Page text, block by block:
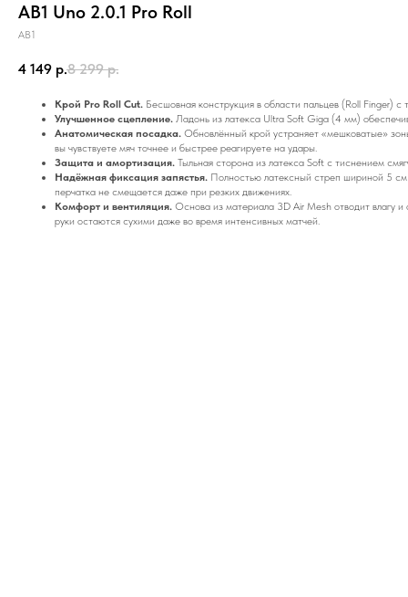
AB1 Uno 2.0.1 Pro Roll
AB1
4 149 р.8 299 р.
Крой Pro Roll Cut. Бесшовная конструкция в области пальцев (Roll Finger)
Улучшенное сцепление. Ладонь из латекса Ultra Soft Giga (4 мм)
Анатомическая посадка. Обновлённый крой устраняет «мешковатые»
вы чувствуете мяч точнее и быстрее реагируете на удары.
Защита и амортизация. Тыльная сторона из латекса Soft с тиснением
Надёжная фиксация запястья. Полностью латексный стреп шириной 5
перчатка не смещается даже при резких движениях.
Комфорт и вентиляция. Основа из материала 3D Air Mesh отводит влагу
руки остаются сухими даже во время интенсивных матчей.